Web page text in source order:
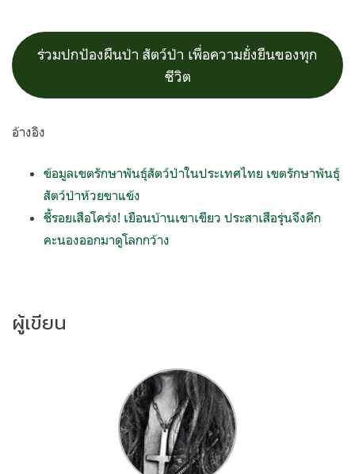
ร่วมปกป้องผืนป่า สัตว์ป่า เพื่อความยั่งยืนของทุก
ชีวิต
อ้างอิง
ข้อมูลเขตรักษาพันธุ์สัตว์ป่าในประเทศไทย เขตรักษาพันธุ์
สัตว์ป่าห้วยขาแข้ง
ชี้รอยเสือโคร่ง! เยือนบ้านเขาเขียว ประสาเสือรุ่นจึงคึก
คะนองออกมาดูโลกกว้าง
ผู้เขียน